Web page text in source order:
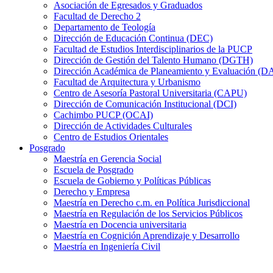
Asociación de Egresados y Graduados
Facultad de Derecho 2
Departamento de Teología
Dirección de Educación Continua (DEC)
Facultad de Estudios Interdisciplinarios de la PUCP
Dirección de Gestión del Talento Humano (DGTH)
Dirección Académica de Planeamiento y Evaluación
Facultad de Arquitectura y Urbanismo
Centro de Asesoría Pastoral Universitaria (CAPU)
Dirección de Comunicación Institucional (DCI)
Cachimbo PUCP (OCAI)
Dirección de Actividades Culturales
Centro de Estudios Orientales
Posgrado
Maestría en Gerencia Social
Escuela de Posgrado
Escuela de Gobierno y Políticas Públicas
Derecho y Empresa
Maestría en Derecho c.m. en Política Jurisdiccional
Maestría en Regulación de los Servicios Públicos
Maestría en Docencia universitaria
Maestría en Cognición Aprendizaje y Desarrollo
Maestría en Ingeniería Civil